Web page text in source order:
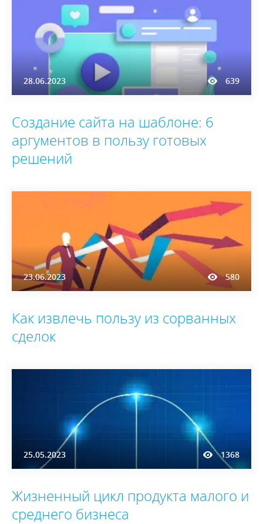
28.06.2023 639
Создание сайта на шаблоне: 6
аргументов в пользу готовых
решений
23.06.2023 580
Как извлечь пользу из сорванных
сделок
25.05.2023 1368
Жизненный цикл продукта малого и
среднего бизнеса